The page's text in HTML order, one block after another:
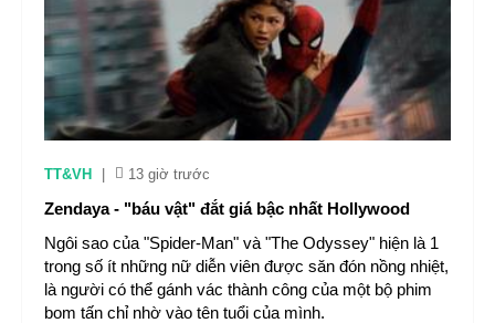
TT&VH 13 giờ trước
Zendaya - "báu vật" đắt giá bậc nhất Hollywood
Ngôi sao của "Spider-Man" và "The Odyssey" hiện là 1
trong số ít những nữ diễn viên được săn đón nồng nhiệt,
là người có thể gánh vác thành công của một bộ phim
bom tấn chỉ nhờ vào tên tuổi của mình.